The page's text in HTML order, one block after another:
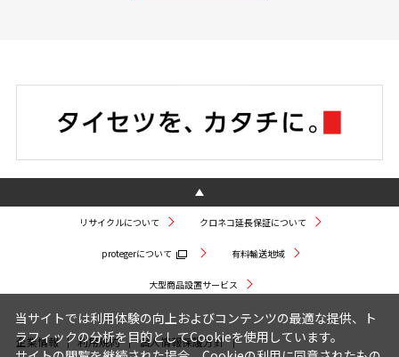
リサイクルについて クロネコ延長保証について
protegerについて 有料輸送地域
大型商品設置サービス
企業情報 利用規約
個人情報保護方針
当サイトでは利用体験の向上およびコンテンツの最適な提供、ト
ラフィックの分析を目的としてCookieを使用しています。